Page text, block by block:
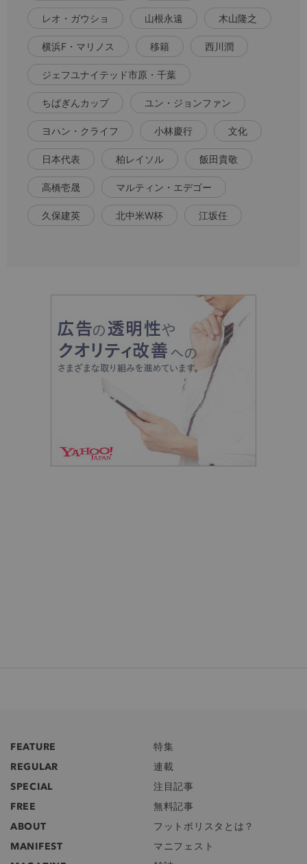
レオ・ガウショ 山根永遠 木山隆之
横浜F・マリノス 移籍 西川潤
ジェフユナイテッド市原・千葉
ちばぎんカップ ユン・ジョンファン
ヨハン・クライフ 小林慶行 文化
日本代表 柏レイソル 飯田貴敬
高橋壱晟 マルティン・エデゴー
久保建英 北中米W杯 江坂任
FEATURE
特集
REGULAR
連載
SPECIAL
注目記事
FREE
無料記事
ABOUT
フットボリスタとは？
MANIFEST
マニフェスト